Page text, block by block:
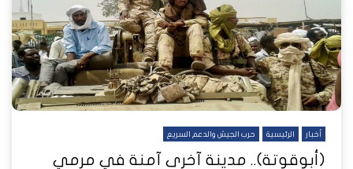
أخبار الرئيسية حرب الجيش والدعم السريع
(أبوقوتة).. مدينة آخرى آمنة في مرمي